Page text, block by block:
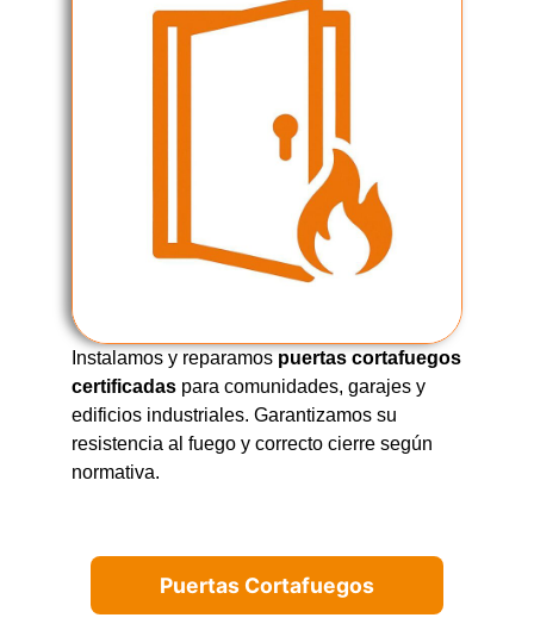
Instalamos y reparamos puertas cortafuegos
certificadas para comunidades, garajes y
edificios industriales. Garantizamos su
resistencia al fuego y correcto cierre según
normativa.
Puertas Cortafuegos